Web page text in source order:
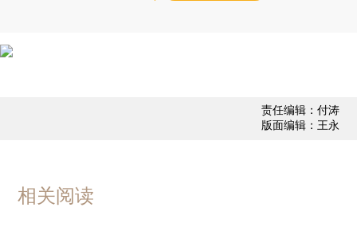
责任编辑：付涛
版面编辑：王永
相关阅读